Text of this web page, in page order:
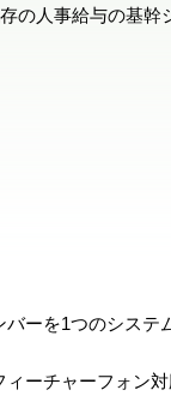
の人事給与の基幹
ーを1つのシステ
ーチャーフォン